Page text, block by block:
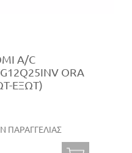
A/C
ORA
ΕΞΩΤ)
ΠΑΡΑΓΓΕΛΙΑΣ